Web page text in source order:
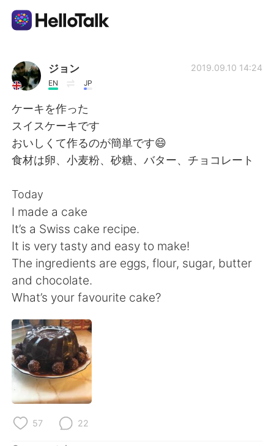
Appli d'échange linguistique
AI Grammar Checker
Français
繁體中文
العربية Deutsch
日本語
Indonesia
Türkçe
Português
ジョン
EN JP
2019.09.10 14:24
ケーキを作った
スイスケーキです
おいしくて作るのが簡単です😄
食材は卵、小麦粉、砂糖、バター、チョコレート
Today
I made a cake
It’s a Swiss cake recipe.
It is very tasty and easy to make!
The ingredients are eggs, flour, sugar, butter
and chocolate.
What’s your favourite cake?
57 22